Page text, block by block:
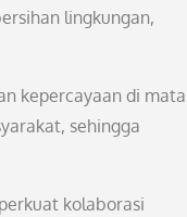
lingkungan,
kepercayaan di mata
sehingga
kolaborasi